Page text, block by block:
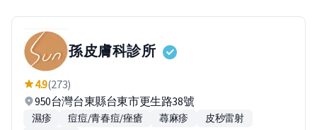
孫皮膚科診所
4.9(273)
950台灣台東縣台東市更生路38號
濕疹 痘痘/青春痘/痤瘡 蕁麻疹
皮秒雷射